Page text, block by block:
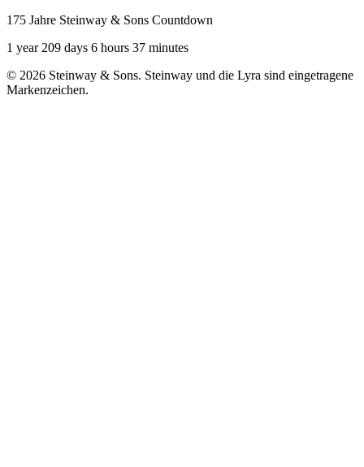
175 Jahre Steinway & Sons Countdown
1 year 209 days 6 hours 37 minutes
© 2026 Steinway & Sons. Steinway und die Lyra sind eingetragene
Markenzeichen.